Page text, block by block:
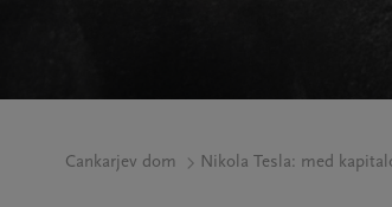
Cankarjev dom Nikola Tesla: med